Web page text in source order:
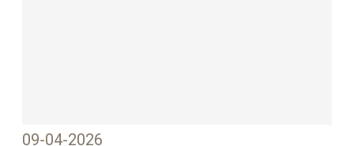
09-04-2026